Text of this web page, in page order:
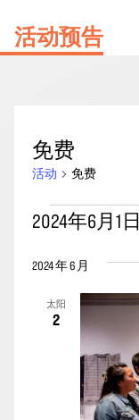
活动预告
免费
活动 免费
活
2024年6月1日
择
期。
2024 年 6 月
太阳
2